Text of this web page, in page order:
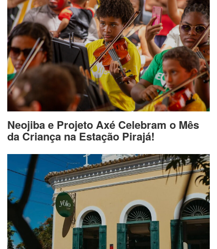
Neojiba e Projeto Axé Celebram o Mês
da Criança na Estação Pirajá!